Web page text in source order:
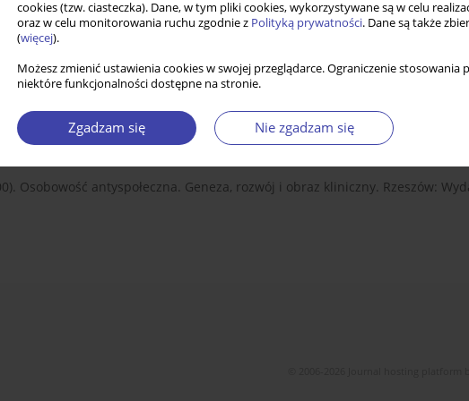
cookies (tzw. ciasteczka). Dane, w tym pliki cookies, wykorzystywane są w celu
oraz w celu monitorowania ruchu zgodnie z Polityką prywatności. Dane są także
(więcej).
Możesz zmienić ustawienia cookies w swojej przeglądarce. Ograniczenie
niektóre funkcjonalności dostępne na stronie.
Zgadzam się Nie zgadzam się
2010;13-14:227-233
Referencje (1)
Osobowość antyspołeczna. Geneza, rozwój i obraz kliniczny. Rzeszów: